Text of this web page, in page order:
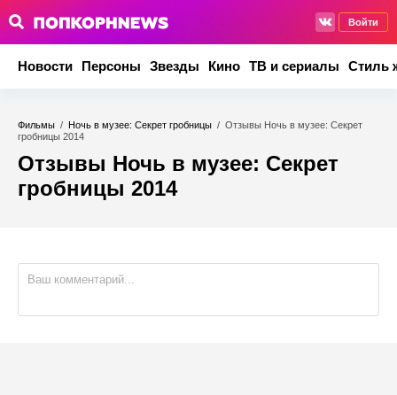
Войти
Новости Персоны Звезды Кино ТВ и сериалы Стиль
Фильмы / Ночь в музее: Секрет гробницы / Отзывы Ночь в музее: Секрет
гробницы 2014
Отзывы Ночь в музее: Секрет
гробницы 2014